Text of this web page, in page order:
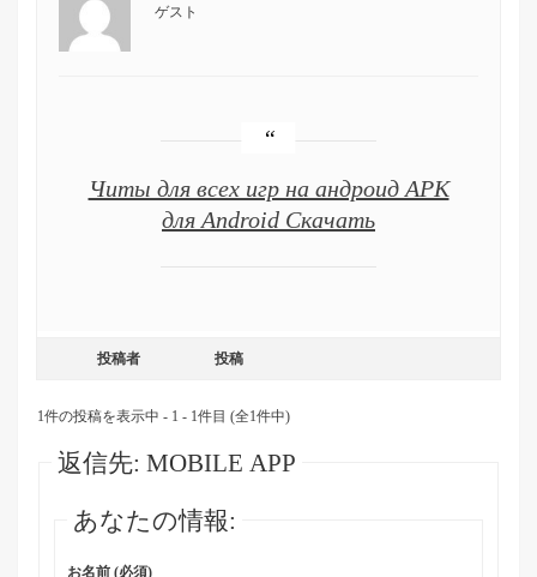
ゲスト
Читы для всех игр на андроид APK
для Android Скачать
投稿者 投稿
1件の投稿を表示中 - 1 - 1件目 (全1件中)
返信先: MOBILE APP
あなたの情報:
お名前 (必須)